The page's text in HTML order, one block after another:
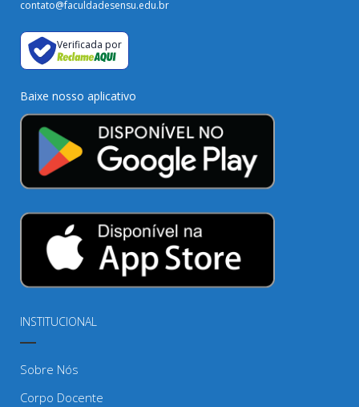
contato@faculdadesensu.edu.br
Verificada por
Baixe nosso aplicativo
INSTITUCIONAL
Sobre Nós
Corpo Docente